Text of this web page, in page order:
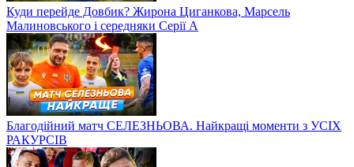
Куди перейде Довбик? Жирона Циганкова, Марсель
Малиновського і середняки Серії А
Благодійний матч СЕЛЕЗНЬОВА. Найкращі моменти з УСІХ
РАКУРСІВ